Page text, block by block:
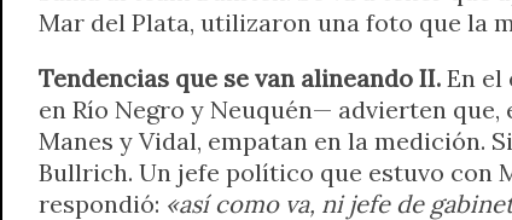
Mar del Plata, utilizaron una foto que la
Tendencias que se van alineando II. En el
en Río Negro y Neuquén— advierten
Manes y Vidal, empatan en la medición.
Bullrich. Un jefe político que estuvo con
respondió: «así como va, ni jefe de